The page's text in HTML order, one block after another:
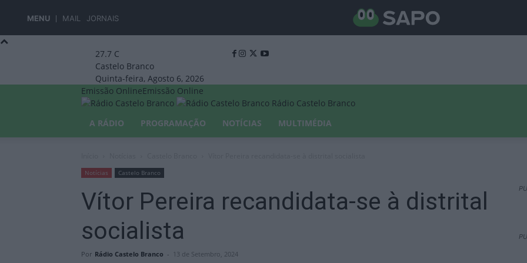
MENU MAIL JORNAIS
27.7 C
Castelo Branco
Quinta-feira, Agosto 6, 2026
Emissão OnlineEmissão Online
Rádio Castelo Branco
A RÁDIO
PROGRAMAÇÃO NOTÍCIAS MULTIMÉDIA
Notícias Castelo Branco
Vítor Pereira recandidata-se à distrital
socialista
Por Rádio Castelo Branco - 13 de Setembro, 2024